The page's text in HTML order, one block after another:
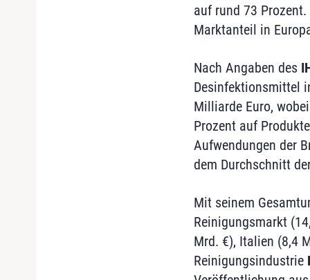
auf rund 73
Marktanteil in
Nach Angaben des
Desinfektionsmittel
Milliarde Euro,
Prozent auf
Aufwendungen der
dem Durchschnitt
Mit seinem
Reinigungsmarkt
Mrd. €), Italien (8,4
Reinigungsindustrie